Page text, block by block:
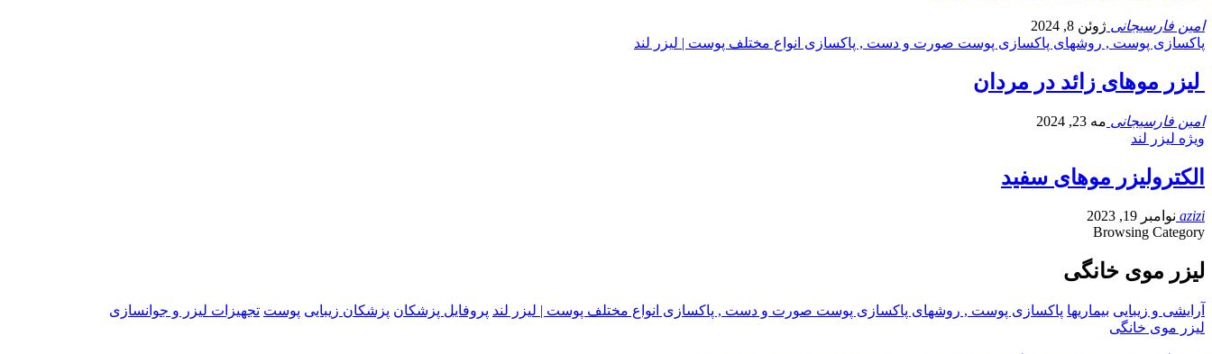
امین فارسیجانی ژوئن 8, 2024
پاکسازی پوست , روشهای پاکسازی پوست صورت و دست , پاکسازی انواع مختلف پوست | لیزر لند
لیزر موهای زائد در مردان
امین فارسیجانی مه 23, 2024
ویژه لیزر لند
الکترولیزر موهای سفید
azizi نوامبر 19, 2023
Browsing Category
لیزر موی خانگی
آرایشی و زیبایی بیماریها پاکسازی پوست , روشهای پاکسازی پوست صورت و دست , پاکسازی انواع مختلف پوست | لیزر لند پروفایل پزشکان پزشکان زیبایی پوست تجهیزات لیزر و جوانسازی
لیزر موی خانگی